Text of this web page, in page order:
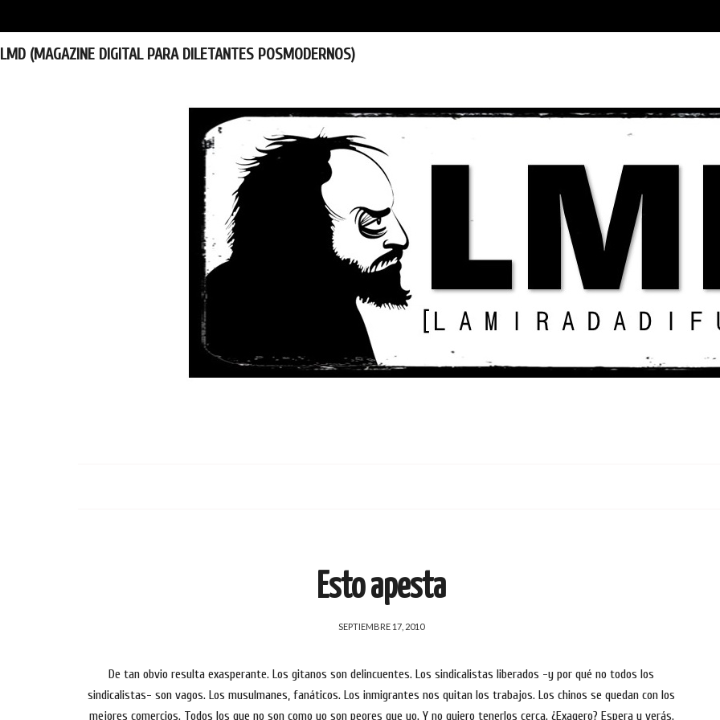
LMD (MAGAZINE DIGITAL PARA DILETANTES POSMODERNOS)
Esto apesta
SEPTIEMBRE 17, 2010
De tan obvio resulta exasperante. Los gitanos son delincuentes. Los sindicalistas liberados -y por qué no todos los
sindicalistas- son vagos. Los musulmanes, fanáticos. Los inmigrantes nos quitan los trabajos. Los chinos se quedan con los
mejores comercios. Todos los que no son como yo son peores que yo. Y no quiero tenerlos cerca. ¿Exagero? Espera y verás.